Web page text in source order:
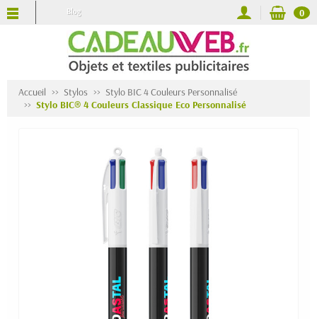
Blog 0
Accueil Stylos
Stylo BIC 4 Couleurs Personnalisé
Stylo BIC® 4 Couleurs Classique Eco Personnalisé